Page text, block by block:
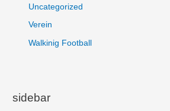
Uncategorized
Verein
Walkinig Football
sidebar